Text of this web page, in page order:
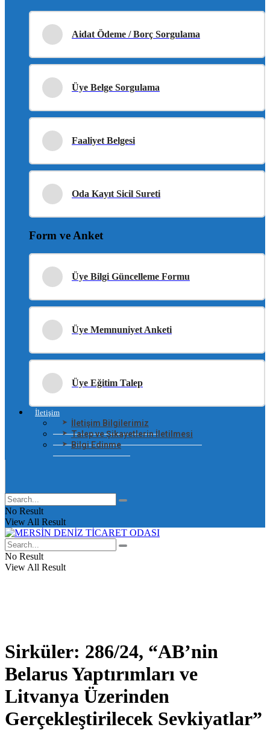
Aidat Ödeme / Borç Sorgulama
Üye Belge Sorgulama
Faaliyet Belgesi
Oda Kayıt Sicil Sureti
Form ve Anket
Üye Bilgi Güncelleme Formu
Üye Memnuniyet Anketi
Üye Eğitim Talep
İletişim
İletişim Bilgilerimiz
Talep ve Şikayetlerin İletilmesi
Bilgi Edinme
No Result
View All Result
No Result
View All Result
Sirküler: 286/24, “AB’nin
Belarus Yaptırımları ve
Litvanya Üzerinden
Gerçekleştirilecek Sevkiyatlar”